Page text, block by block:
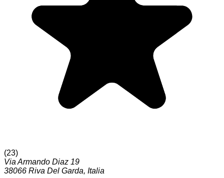
(23)
Via Armando Diaz 19
38066 Riva Del Garda, Italia